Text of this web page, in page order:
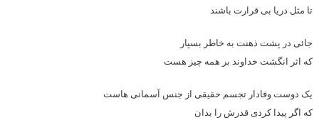
تا مثل دریا بی قرارت باشند
جائی در پشت ذهنت به خاطر بسپار
که اثر انگشت خداوند بر همه چیز هست
یک دوست وفادار تجسم حقیقی از جنس آسمانی هاست
که اگر پیدا کردی قدرش را بدان